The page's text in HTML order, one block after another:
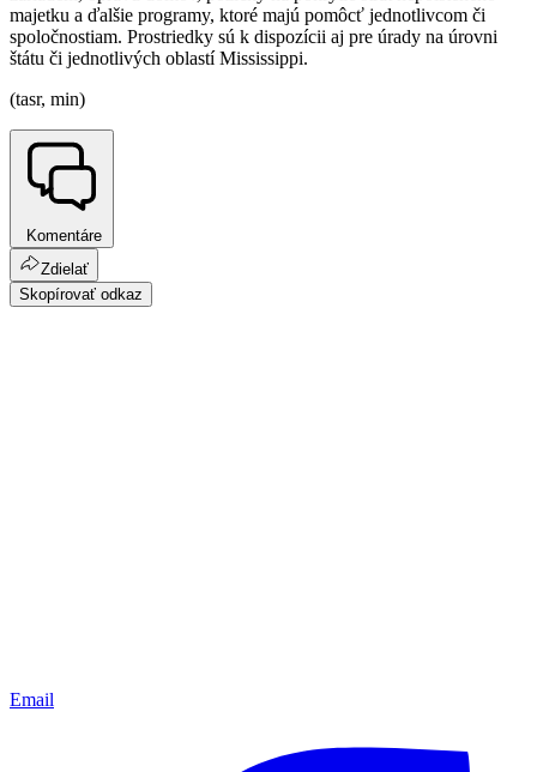
majetku a ďalšie programy, ktoré majú pomôcť jednotlivcom či
spoločnostiam. Prostriedky sú k dispozícii aj pre úrady na úrovni
štátu či jednotlivých oblastí Mississippi.
(tasr, min)
Komentáre
Zdielať
Skopírovať odkaz
Email